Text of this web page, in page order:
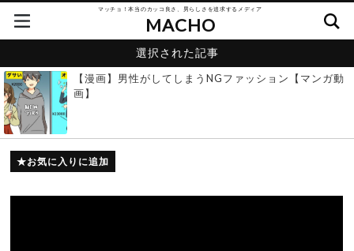
マッチョ！本当のカッコ良さ、男らしさを追求するメディア
MACHO
選択された記事
【漫画】男性がしてしまうNGファッション【マンガ動
画】
お気に入りに追加